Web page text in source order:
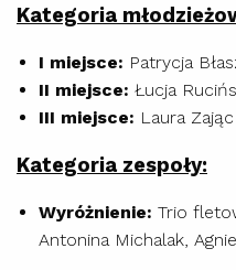
Kategoria
I miejsce: Patrycja
II miejsce: Łucja
III miejsce: Laura
Kategoria zespoły:
Wyróżnienie: Trio
Antonina Michalak,